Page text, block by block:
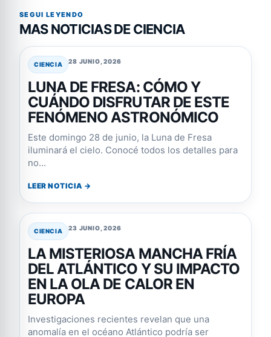
SEGUI LEYENDO
MAS NOTICIAS DE CIENCIA
CIENCIA 28 JUNIO, 2026
LUNA DE FRESA: CÓMO Y
CUÁNDO DISFRUTAR DE ESTE
FENÓMENO ASTRONÓMICO
Este domingo 28 de junio, la Luna de Fresa
iluminará el cielo. Conocé todos los detalles para
no...
LEER NOTICIA →
CIENCIA 23 JUNIO, 2026
LA MISTERIOSA MANCHA FRÍA
DEL ATLÁNTICO Y SU IMPACTO
EN LA OLA DE CALOR EN
EUROPA
Investigaciones recientes revelan que una
anomalía en el océano Atlántico podría ser